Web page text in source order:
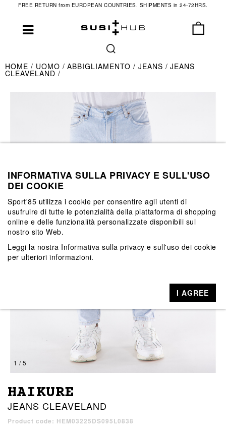
FREE RETURN from EUROPEAN COUNTRIES. SHIPMENTS in 24-72HRS.
HOME UOMO ABBIGLIAMENTO JEANS JEANS
CLEAVELAND
1 / 5
HAIKURE
JEANS CLEAVELAND
Product code: HEM03225DS095L0838
INFORMATIVA SULLA PRIVACY E SULL'USO
DEI COOKIE
Sport'85 utilizza i cookie per consentire agli utenti di
usufruire di tutte le potenzialità della piattaforma di shopping
online e delle funzionalità personalizzate disponibili sul
nostro sito Web.
Leggi la nostra Informativa sulla privacy e sull'uso dei cookie
per ulteriori informazioni.
I AGREE